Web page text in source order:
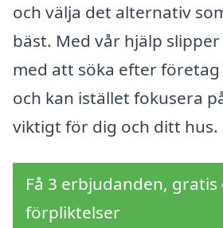
och välja det alternativ
bäst. Med vår hjälp
med att söka efter
och kan istället fokusera
viktigt för dig och ditt hus.
Få 3 erbjudanden,
förpliktelser